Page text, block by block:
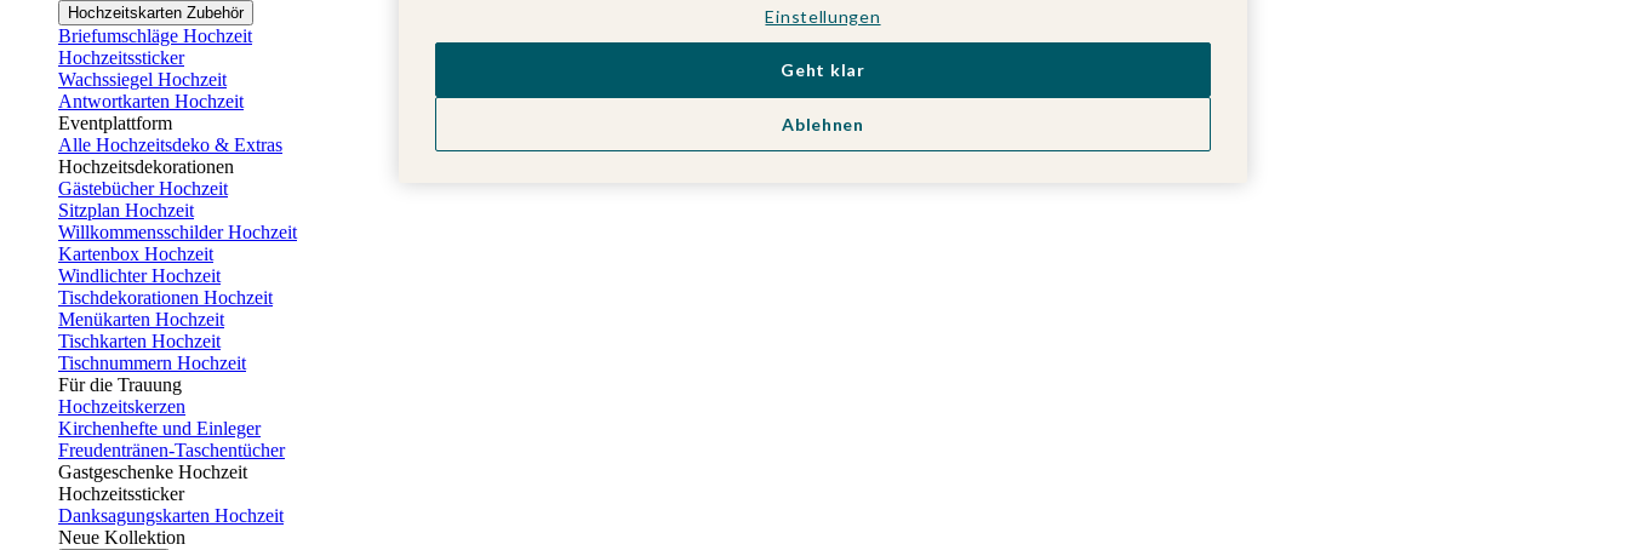
Hochzeitskarten Zubehör
Briefumschläge Hochzeit
Hochzeitssticker
Wachssiegel Hochzeit
Antwortkarten Hochzeit
Eventplattform
Alle Hochzeitsdeko & Extras
Hochzeitsdekorationen
Gästebücher Hochzeit
Sitzplan Hochzeit
Willkommensschilder Hochzeit
Kartenbox Hochzeit
Windlichter Hochzeit
Tischdekorationen Hochzeit
Menükarten Hochzeit
Tischkarten Hochzeit
Tischnummern Hochzeit
Für die Trauung
Hochzeitskerzen
Kirchenhefte und Einleger
Freudentränen-Taschentücher
Gastgeschenke Hochzeit
Hochzeitssticker
Danksagungskarten Hochzeit
Neue Kollektion
Einstellungen
Ablehnen
Geht klar